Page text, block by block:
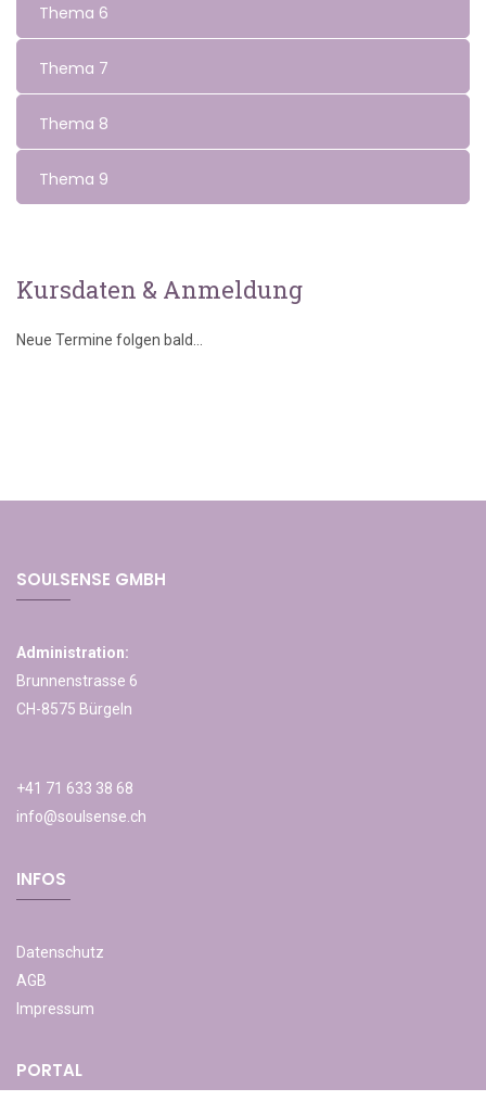
Thema 6
Thema 7
Thema 8
Thema 9
Kursdaten & Anmeldung
Neue Termine folgen bald...
SOULSENSE GMBH
Administration:
Brunnenstrasse 6
CH-8575 Bürgeln
+41 71 633 38 68
info@soulsense.ch
INFOS
Datenschutz
AGB
Impressum
PORTAL